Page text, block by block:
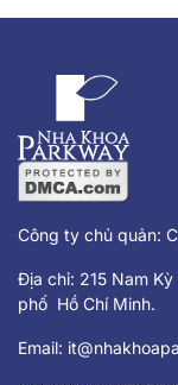
Công ty chủ quản:
Địa chỉ: 215 Nam
phố Hồ Chí Minh.
Email: